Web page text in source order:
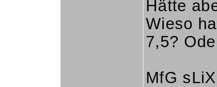
Hätte
Wieso
7,5?
MfG sLiX